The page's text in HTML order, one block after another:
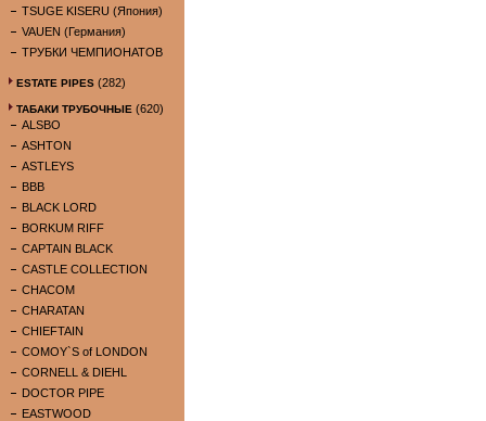
TSUGE KISERU (Япония)
VAUEN (Германия)
ТРУБКИ ЧЕМПИОНАТОВ
ESTATE PIPES (282)
ТАБАКИ ТРУБОЧНЫЕ (620)
ALSBO
ASHTON
ASTLEYS
BBB
BLACK LORD
BORKUM RIFF
CAPTAIN BLACK
CASTLE COLLECTION
CHACOM
CHARATAN
CHIEFTAIN
COMOY`S of LONDON
CORNELL & DIEHL
DOCTOR PIPE
EASTWOOD